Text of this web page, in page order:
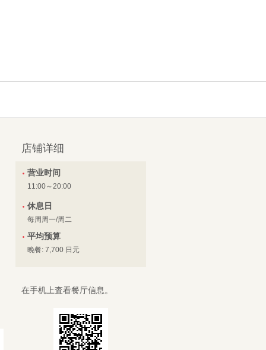
店铺详细
营业时间
11:00～20:00
休息日
每周周一/周二
平均预算
晚餐: 7,700 日元
在手机上査看餐厅信息。